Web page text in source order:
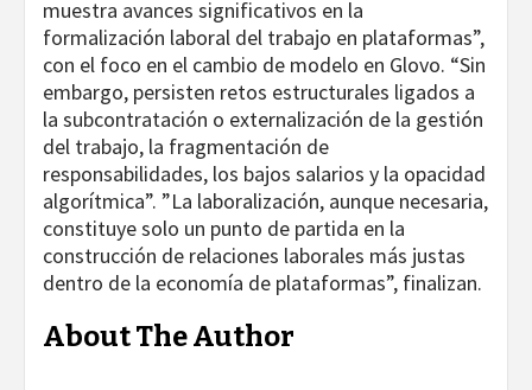
muestra avances significativos en la
formalización laboral del trabajo en plataformas”,
con el foco en el cambio de modelo en Glovo. “Sin
embargo, persisten retos estructurales ligados a
la subcontratación o externalización de la gestión
del trabajo, la fragmentación de
responsabilidades, los bajos salarios y la opacidad
algorítmica”. ”La laboralización, aunque necesaria,
constituye solo un punto de partida en la
construcción de relaciones laborales más justas
dentro de la economía de plataformas”, finalizan.
About The Author